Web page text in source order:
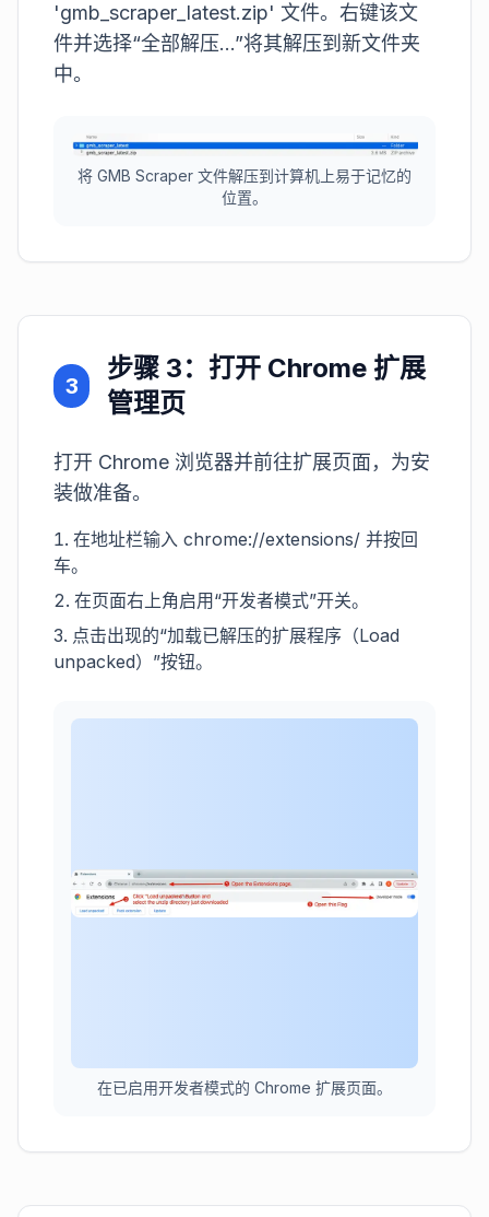
'gmb_scraper_latest.zip' 文件。右键该文
件并选择“全部解压...”将其解压到新文件夹
中。
将 GMB Scraper 文件解压到计算机上易于记忆的
位置。
3
步骤 3：打开 Chrome 扩展
管理页
打开 Chrome 浏览器并前往扩展页面，为安
装做准备。
在地址栏输入 chrome://extensions/ 并按回
车。
在页面右上角启用“开发者模式”开关。
点击出现的“加载已解压的扩展程序（Load
unpacked）”按钮。
在已启用开发者模式的 Chrome 扩展页面。